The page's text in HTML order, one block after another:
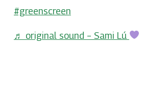
#greenscreen
♬ original sound – Sami Lú